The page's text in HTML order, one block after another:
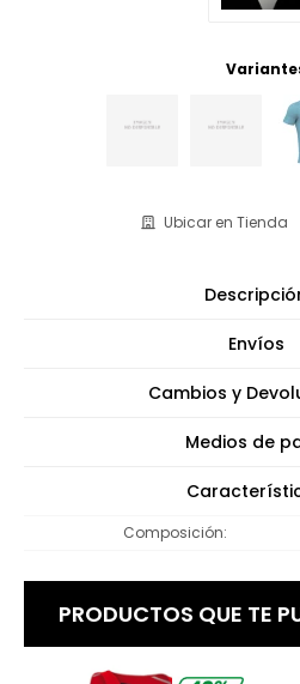
Ubicar en Tienda
Envíos
Cambios y
Medios de
Composición
PRODUCTOS QUE TE